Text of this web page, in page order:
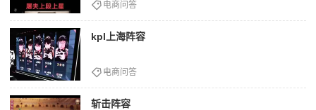
电商问答
kpl上海阵容
电商问答
斩击阵容